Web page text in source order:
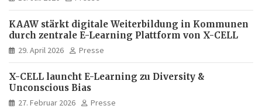
KAAW stärkt digitale Weiterbildung in Kommunen
durch zentrale E-Learning Plattform von X-CELL
29. April 2026 Presse
X-CELL launcht E-Learning zu Diversity &
Unconscious Bias
27. Februar 2026 Presse